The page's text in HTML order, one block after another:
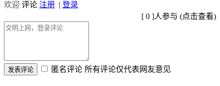
欢迎 评论 注册 | 登录
[ 0 ]人参与 (点击查看)
匿名评论 所有评论仅代表网友意见